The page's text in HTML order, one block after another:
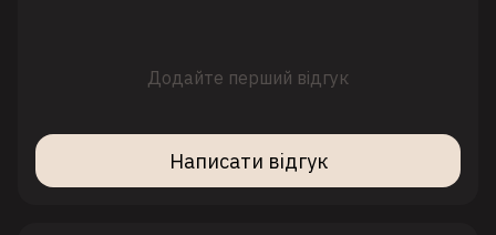
Додайте перший відгук
Написати відгук